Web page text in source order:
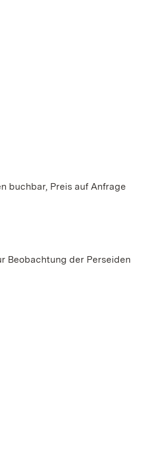
buchbar, Preis auf Anfrage
Beobachtung der Perseiden